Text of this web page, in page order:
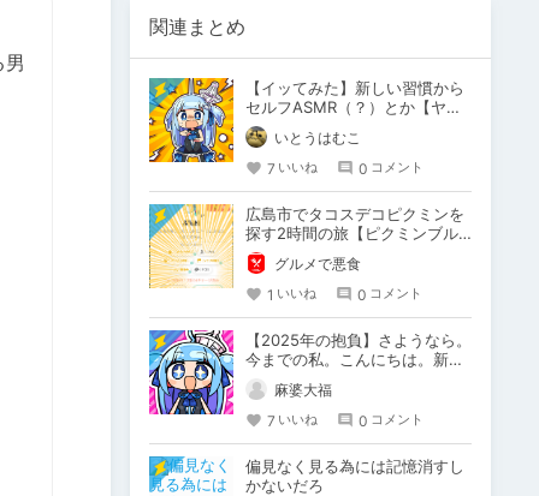
関連まとめ
【イッてみた】新しい習慣から
セルフASMR（？）とか【ヤッ
てみた】
いとうはむこ
7 いいね 0 コメント
広島市でタコスデコピクミンを
探す2時間の旅【ピクミンブル
ーム / Pikmin Bloom】
グルメで悪食
1 いいね 0 コメント
【2025年の抱負】さようなら。
今までの私。こんにちは。新た
な私。
麻婆大福
7 いいね 0 コメント
偏見なく見る為には記憶消すし
かないだろ